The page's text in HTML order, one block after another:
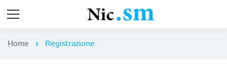
Home chevron_right Registrazione